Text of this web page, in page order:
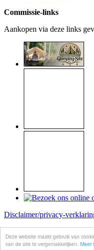
Deze website maakt gebruik van
van de site te vergemakkelijken. Meer
Commissie-links
Aankopen via deze links
Disclaimer/privacy-
Site made byKoome-